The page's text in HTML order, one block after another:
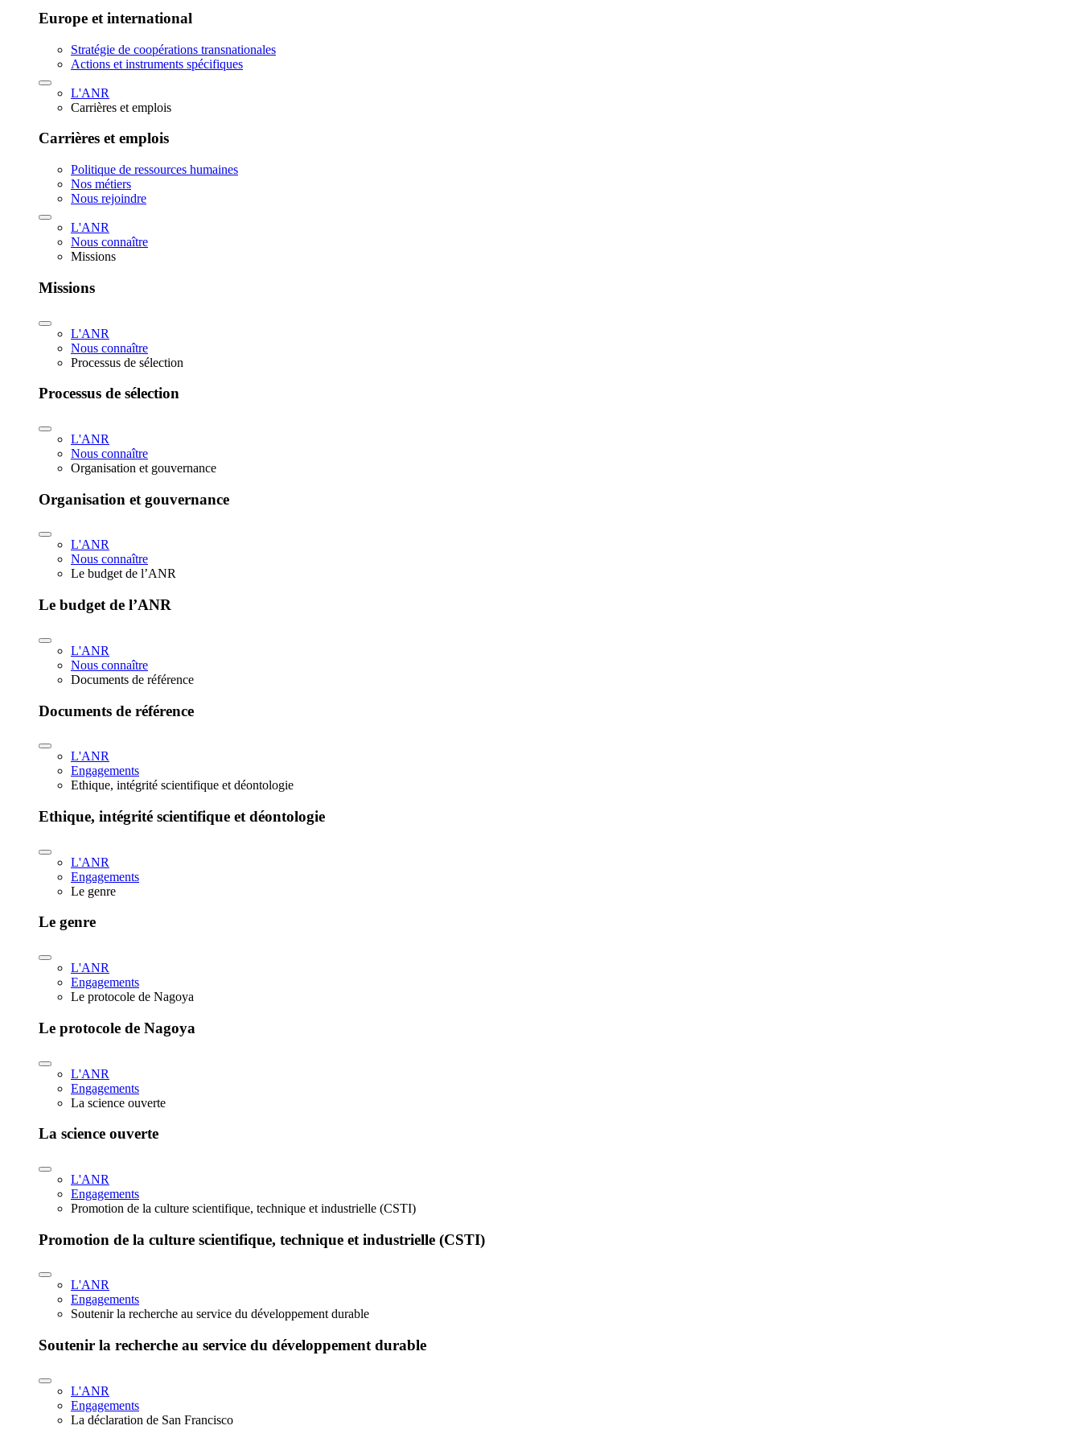
Europe et international
Stratégie de coopérations transnationales
Actions et instruments spécifiques
L'ANR
Carrières et emplois
Carrières et emplois
Politique de ressources humaines
Nos métiers
Nous rejoindre
L'ANR
Nous connaître
Missions
Missions
L'ANR
Nous connaître
Processus de sélection
Processus de sélection
L'ANR
Nous connaître
Organisation et gouvernance
Organisation et gouvernance
L'ANR
Nous connaître
Le budget de l’ANR
Le budget de l’ANR
L'ANR
Nous connaître
Documents de référence
Documents de référence
L'ANR
Engagements
Ethique, intégrité scientifique et déontologie
Ethique, intégrité scientifique et déontologie
L'ANR
Engagements
Le genre
Le genre
L'ANR
Engagements
Le protocole de Nagoya
Le protocole de Nagoya
L'ANR
Engagements
La science ouverte
La science ouverte
L'ANR
Engagements
Promotion de la culture scientifique, technique et industrielle (CSTI)
Promotion de la culture scientifique, technique et industrielle (CSTI)
L'ANR
Engagements
Soutenir la recherche au service du développement durable
Soutenir la recherche au service du développement durable
L'ANR
Engagements
La déclaration de San Francisco